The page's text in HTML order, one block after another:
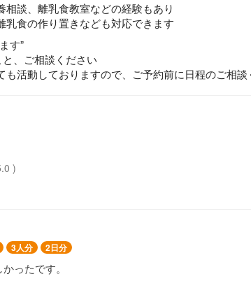
相談、離乳食教室などの経験もあり
乳食の作り置きなども対応できます
す”
、ご相談ください
も活動しておりますので、ご予約前に日程のご相談
)
3人分 2日分
ったです。